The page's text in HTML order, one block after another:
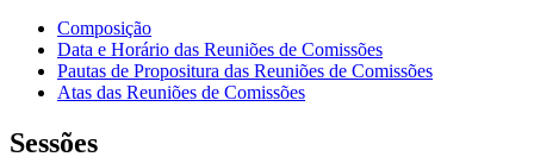
Composição
Data e Horário das Reuniões de Comissões
Pautas de Propositura das Reuniões de Comissões
Atas das Reuniões de Comissões
Sessões